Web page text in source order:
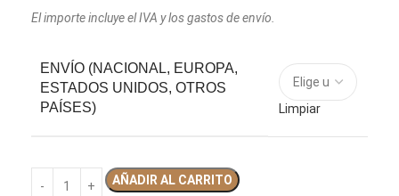
El importe incluye el IVA y los gastos de envío.
ENVÍO (NACIONAL, EUROPA,
ESTADOS UNIDOS, OTROS
PAÍSES)
Limpiar
AÑADIR AL CARRITO